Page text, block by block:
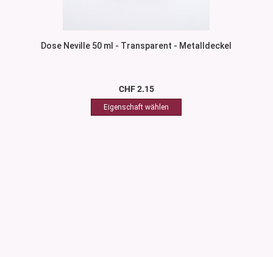
Dose Neville 50 ml - Transparent - Metalldeckel
CHF 2.15